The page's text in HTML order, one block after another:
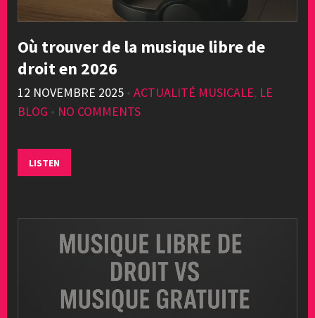
Où trouver de la musique libre de
droit en 2026
12 NOVEMBRE 2025 • ACTUALITÉ MUSICALE, LE
BLOG • NO COMMENTS
LISTEN